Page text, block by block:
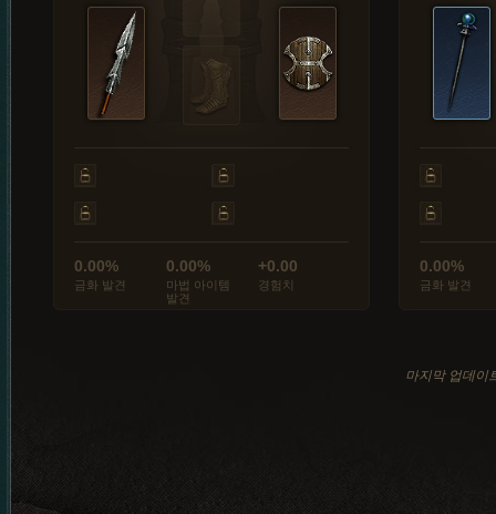
0.00%
금화 발견
0.00%
마법 아이템
발견
+0.00
경험치
0.00%
금화 발견
마지막 업데이